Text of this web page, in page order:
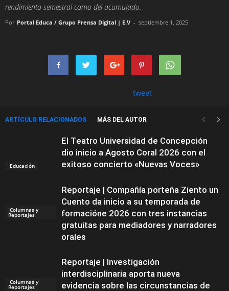
rendimiento semestral como del acumulado.
Por Portal Educa / Grupo Prensa Digital | E.V - septiembre 1, 2025
tweet
ARTÍCULO RELACIONADOS MÁS DEL AUTOR
Educación
El Teatro Universidad de Concepción
dio inicio a Agosto Coral 2026 con el
exitoso concierto «Nuevas Voces»
Columnas y
Reportajes
Reportaje | Compañía porteña Ziento un
Cuento da inicio a su temporada de
formacióne 2026 con tres instancias
gratuitas para mediadores y narradores
orales
Columnas y
Reportajes
Reportaje | Investigación
interdisciplinaria aporta nueva
evidencia sobre las circunstancias de